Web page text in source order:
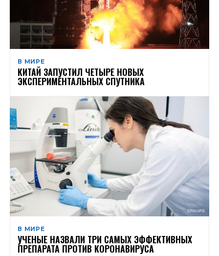
В МИРЕ
КИТАЙ ЗАПУСТИЛ ЧЕТЫРЕ НОВЫХ
ЭКСПЕРИМЕНТАЛЬНЫХ СПУТНИКА
В МИРЕ
УЧЕНЫЕ НАЗВАЛИ ТРИ САМЫХ ЭФФЕКТИВНЫХ
ПРЕПАРАТА ПРОТИВ КОРОНАВИРУСА